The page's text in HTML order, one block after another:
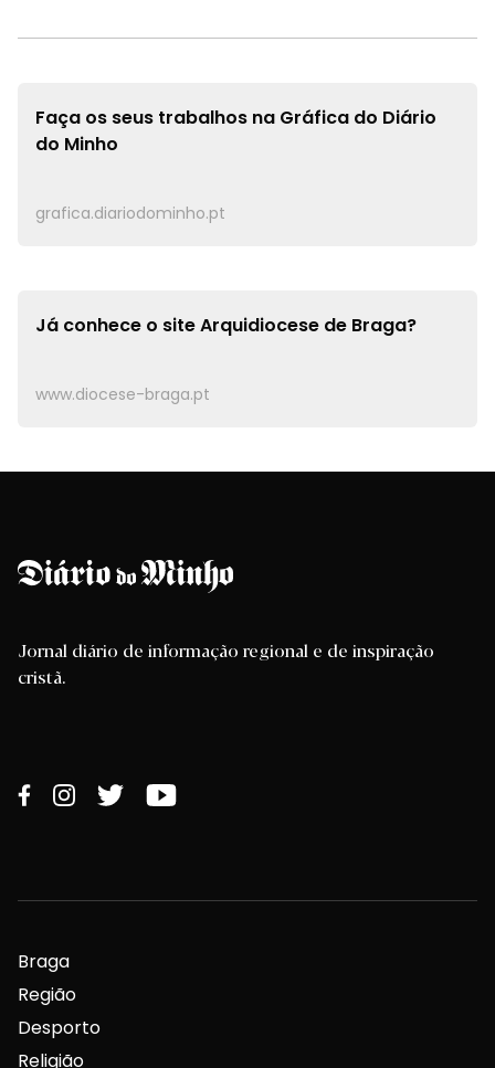
Faça os seus trabalhos na Gráfica do Diário
do Minho
grafica.diariodominho.pt
Já conhece o siteArquidiocese de Braga?
www.diocese-braga.pt
Jornal diário de informação regional e de inspiração
cristã.
Braga
Região
Desporto
Religião